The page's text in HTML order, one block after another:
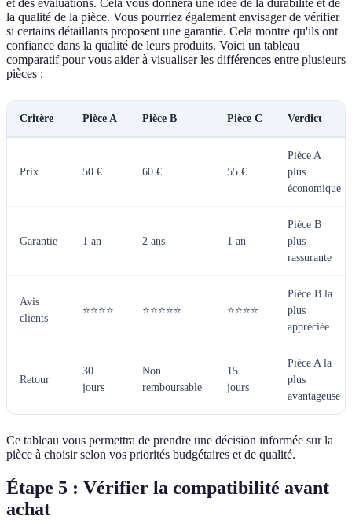
la qualité de la pièce. Vous pourriez également envisager de vérifier
si certains détaillants proposent une garantie. Cela montre qu'ils ont
confiance dans la qualité de leurs produits. Voici un tableau
comparatif pour vous aider à visualiser les différences entre plusieurs
pièces :
Critère Pièce A Pièce B Pièce C Verdict
Prix 50 € 60 € 55 €
Pièce A
plus
économique
Garantie 1 an 2 ans 1 an
Pièce B
plus
rassurante
Avis
clients
⭐⭐⭐⭐ ⭐⭐⭐⭐⭐ ⭐⭐⭐‍⭐
Pièce B la
plus
appréciée
Retour
30
jours
Non
remboursable
15
jours
Pièce A la
plus
avantageuse
Ce tableau vous permettra de prendre une décision informée sur la
pièce à choisir selon vos priorités budgétaires et de qualité.
Étape 5 : Vérifier la compatibilité avant
achat